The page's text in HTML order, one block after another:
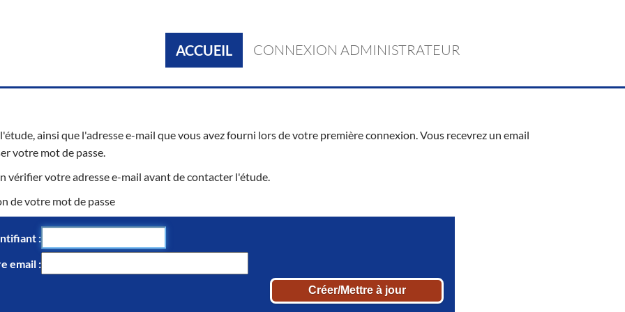
ACCUEIL CONNEXION ADMINISTRATEUR
ainsi que l'adresse e-mail que vous avez fourni lors de votre première connexion. Vous recevrez un email
votre mot de passe.
vérifier votre adresse e-mail avant de contacter l'étude.
de votre mot de passe
email